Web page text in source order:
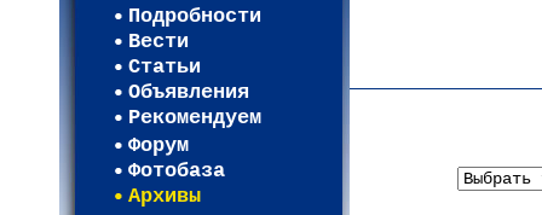
Подробности
Вести
Статьи
Объявления
Рекомендуем
Форум
Фотобаза
Архивы